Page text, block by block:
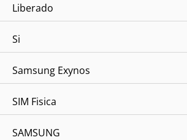
Liberado
Si
Samsung Exynos
SIM Fisica
SAMSUNG